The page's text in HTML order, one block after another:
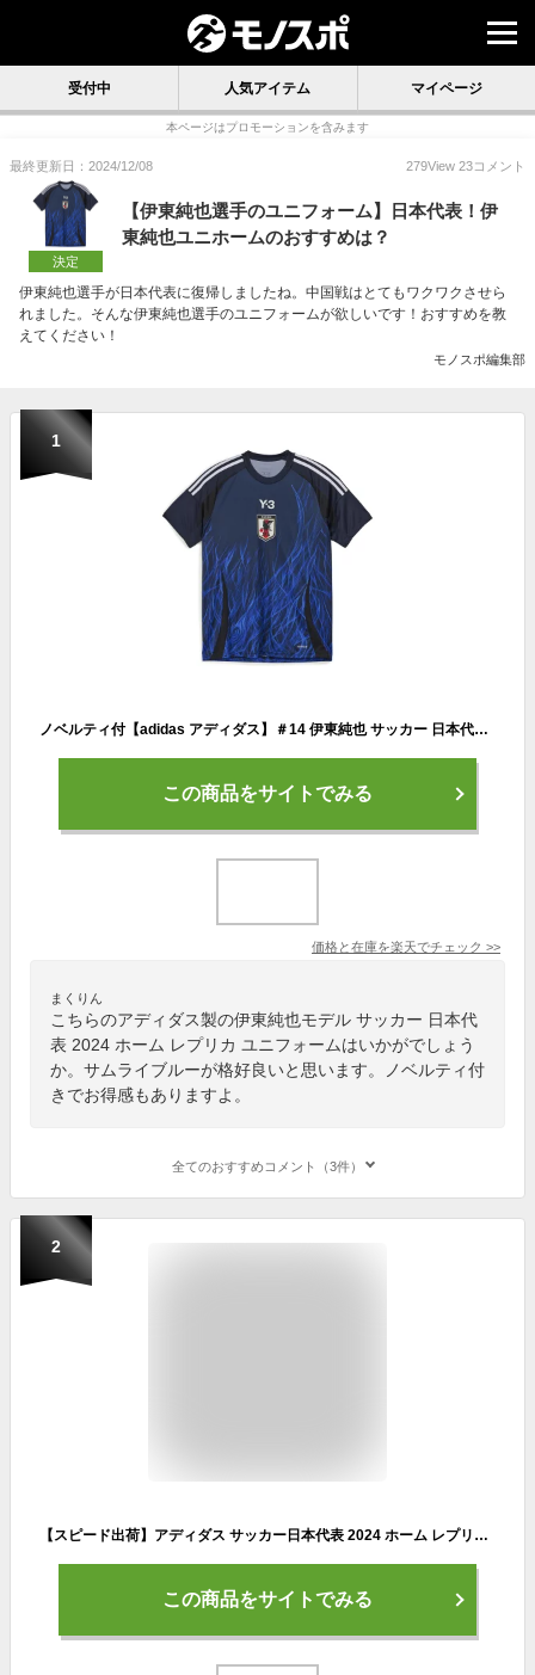
受付中 人気アイテム マイページ
本ページはプロモーションを含みます
最終更新日：2024/12/08 279View 23コメント
決定
【伊東純也選手のユニフォーム】日本代表！伊
東純也ユニホームのおすすめは？
伊東純也選手が日本代表に復帰しましたね。中国戦はとてもワクワクさせら
れました。そんな伊東純也選手のユニフォームが欲しいです！おすすめを教
えてください！
モノスポ編集部
1
ノベルティ付【adidas アディダス】＃14 伊東純也 サッカー 日本代表 2024 ホーム レプリカ ユニフォーム KMW71 IU0964 マーク付き レアルスポーツ
この商品をサイトでみる
価格と在庫を楽天でチェック >>
まくりん
こちらのアディダス製の伊東純也モデル サッカー 日本代
表 2024 ホーム レプリカ ユニフォームはいかがでしょう
か。サムライブルーが格好良いと思います。ノベルティ付
きでお得感もありますよ。
全てのおすすめコメント（3件）
2
【スピード出荷】アディダス サッカー日本代表 2024 ホーム レプリカ ユニフォーム #14 伊東純也 KMW71-IU0964 ★ステンレスマグプレゼント★
この商品をサイトでみる